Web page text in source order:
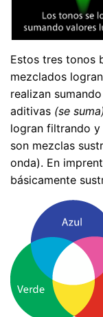
Estos tres tonos
mezclados
realizan
aditivas (se
logran filtrando y
son mezclas
onda). En
básicamente